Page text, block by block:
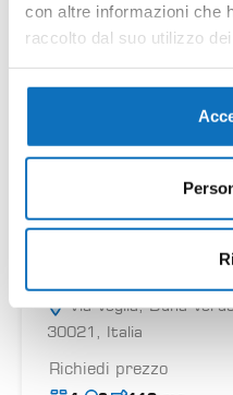
con altre informazioni che
raccolto dal suo utilizzo
Via Veglia, Duna
30021, Italia
Richiedi prezzo